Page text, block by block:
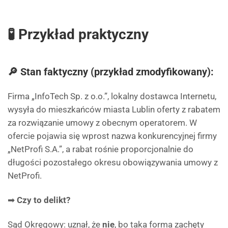
🧪 Przykład praktyczny
🔎 Stan faktyczny (przykład zmodyfikowany):
Firma „InfoTech Sp. z o.o.”, lokalny dostawca Internetu,
wysyła do mieszkańców miasta Lublin oferty z rabatem
za rozwiązanie umowy z obecnym operatorem. W
ofercie pojawia się wprost nazwa konkurencyjnej firmy
„NetProfi S.A.”, a rabat rośnie proporcjonalnie do
długości pozostałego okresu obowiązywania umowy z
NetProfi.
➡ Czy to delikt?
Sąd Okręgowy: uznał, że nie, bo taka forma zachęty